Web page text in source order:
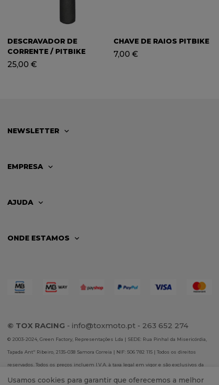
DESCRAVADOR DE
CORRENTE / PITBIKE
25,00 €
CHAVE DE RAIOS PITBIKE
7,00 €
NEWSLETTER
EMPRESA
AJUDA
ONDE ESTAMOS
© TOX RACING - info@toxmoto.pt - 263 652 274
© 2003-2024, Green Factory, Representações Lda | SEDE: Rua Pinhal da Misericórdia,
Tapada Antº Ribeiro, 2135-038 Samora Correia | NIF: 506 782 115 | Todos os direitos
reservados. Todos os preços incluem I.V.A. à taxa legal em vigor e são exclusivos da
loja online. A Green Factory, Representações Lda não se responsabiliza por eventuais
Usamos cookies para garantir que oferecemos a melhor